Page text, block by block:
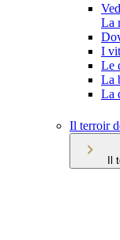
La
I
Le
La
La
Il terroir
Il